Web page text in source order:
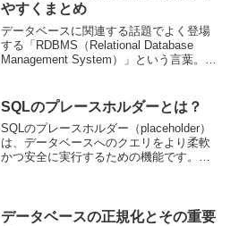
やすくまとめ
データベースに関連する話題でよく登場
する「RDBMS（Relational Database
Management System）」という言葉。こ
です。RDBMSの意...
SQLのプレースホルダーとは？
SQLのプレースホルダー（placeholder）
は、データベースへのクエリをより柔軟
かつ安全に実行するための機能です。動
を果たしま...
データベースの正規化とその重要